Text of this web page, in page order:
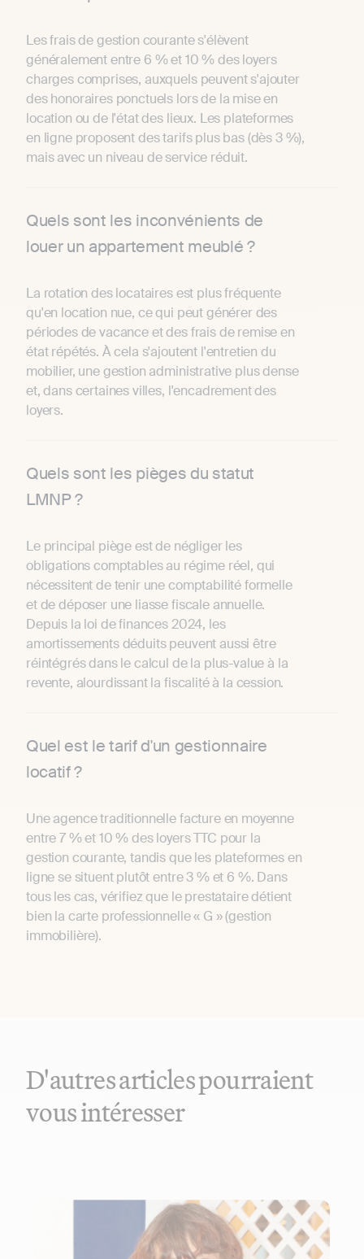
Les frais de gestion courante s'élèvent
généralement entre 6 % et 10 % des loyers
charges comprises, auxquels peuvent s'ajouter
des honoraires ponctuels lors de la mise en
location ou de l'état des lieux. Les plateformes
en ligne proposent des tarifs plus bas (dès 3 %),
mais avec un niveau de service réduit.
Quels sont les inconvénients de
louer un appartement meublé ?
La rotation des locataires est plus fréquente
qu'en location nue, ce qui peut générer des
périodes de vacance et des frais de remise en
état répétés. À cela s'ajoutent l'entretien du
mobilier, une gestion administrative plus dense
et, dans certaines villes, l'encadrement des
loyers.
Quels sont les pièges du statut
LMNP ?
Le principal piège est de négliger les
obligations comptables au régime réel, qui
nécessitent de tenir une comptabilité formelle
et de déposer une liasse fiscale annuelle.
Depuis la loi de finances 2024, les
amortissements déduits peuvent aussi être
réintégrés dans le calcul de la plus-value à la
revente, alourdissant la fiscalité à la cession.
Quel est le tarif d'un gestionnaire
locatif ?
Une agence traditionnelle facture en moyenne
entre 7 % et 10 % des loyers TTC pour la
gestion courante, tandis que les plateformes en
ligne se situent plutôt entre 3 % et 6 %. Dans
tous les cas, vérifiez que le prestataire détient
bien la carte professionnelle « G » (gestion
immobilière).
D'autres articles pourraient
vous intéresser